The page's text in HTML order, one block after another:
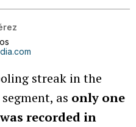
streak in the
as only one
recorded in